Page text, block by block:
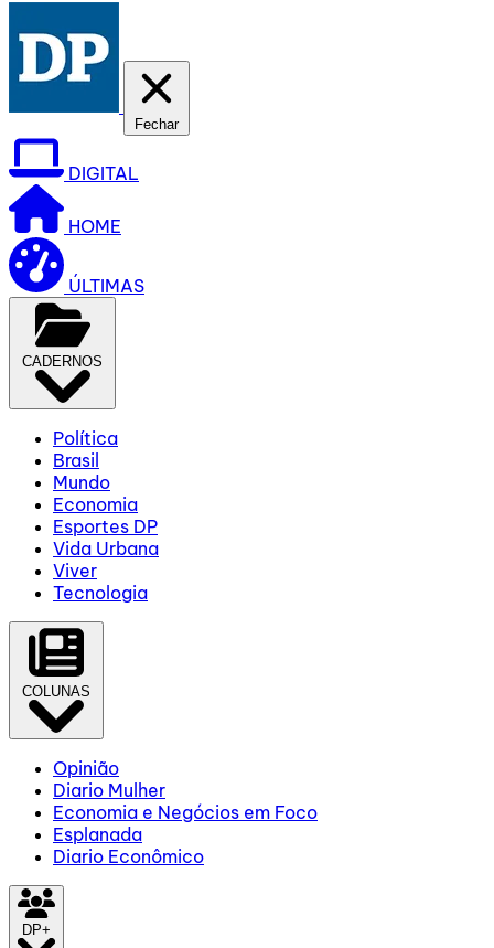
Fechar
DIGITAL
HOME
ÚLTIMAS
CADERNOS
Política
Brasil
Mundo
Economia
Esportes DP
Vida Urbana
Viver
Tecnologia
COLUNAS
Opinião
Diario Mulher
Economia e Negócios em Foco
Esplanada
Diario Econômico
DP+